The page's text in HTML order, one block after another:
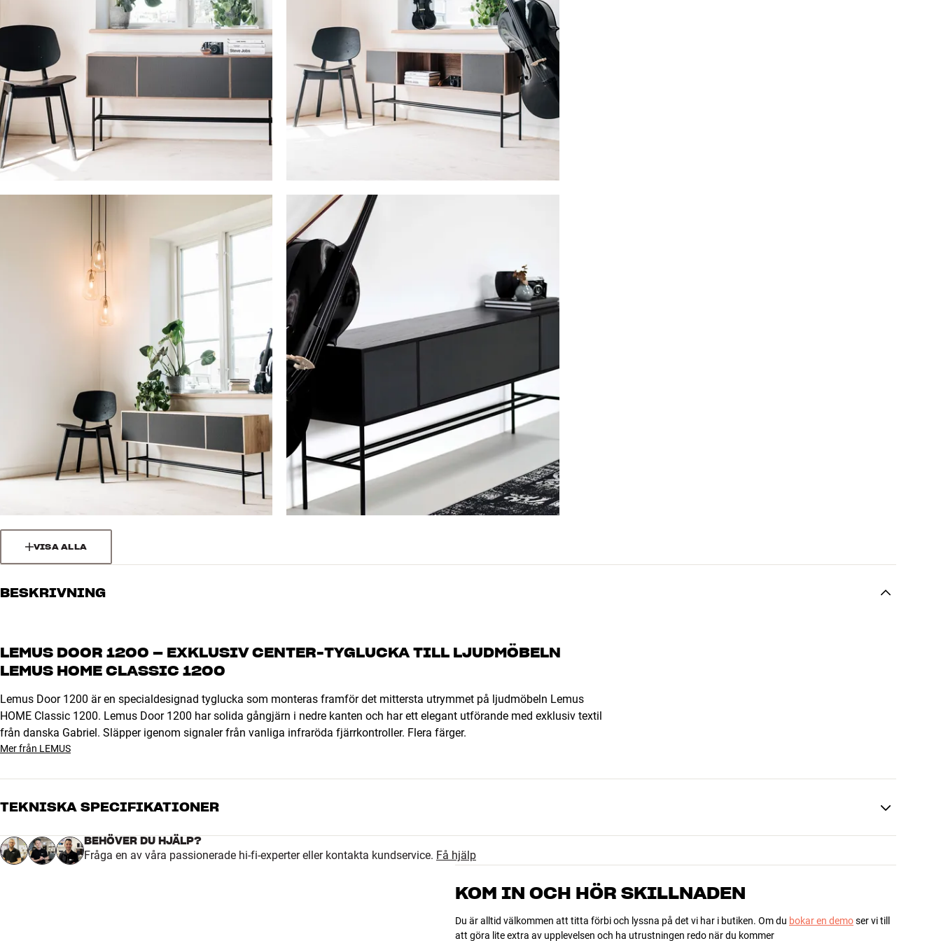
VISA ALLA
BESKRIVNING
LEMUS DOOR 1200 – EXKLUSIV CENTER-TYGLUCKA TILL LJUDMÖBELN
LEMUS HOME CLASSIC 1200
Lemus Door 1200 är en specialdesignad tyglucka som monteras framför det mittersta utrymmet på ljudmöbeln Lemus
HOME Classic 1200. Lemus Door 1200 har solida gångjärn i nedre kanten och har ett elegant utförande med exklusiv textil
från danska Gabriel. Släpper igenom signaler från vanliga infraröda fjärrkontroller. Flera färger.
Mer från LEMUS
TEKNISKA SPECIFIKATIONER
DIMENSIONER OCH DESIGN
BEHÖVER DU HJÄLP?
Fråga en av våra passionerade hi-fi-experter eller kontakta kundservice. Få hjälp
KOM IN OCH HÖR SKILLNADEN
Du är alltid välkommen att titta förbi och lyssna på det vi har i butiken. Om du bokar en demoser vi till
att göra lite extra av upplevelsen och ha utrustningen redo när du kommer